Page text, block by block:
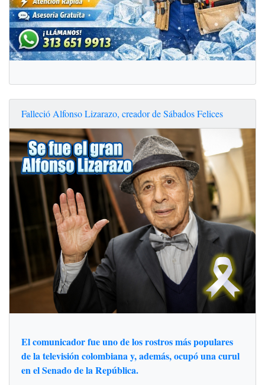
Falleció Alfonso Lizarazo, creador de Sábados Felices
El comunicador fue uno de los rostros más populares
de la televisión colombiana y, además, ocupó una curul
en el Senado de la República.